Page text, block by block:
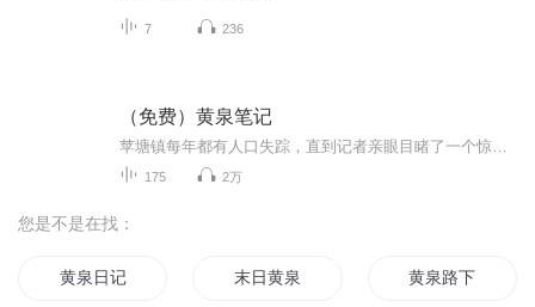
7 236
（免费）黄泉笔记
175 2万
您是不是在找：
黄泉日记 末日黄泉 黄泉路下